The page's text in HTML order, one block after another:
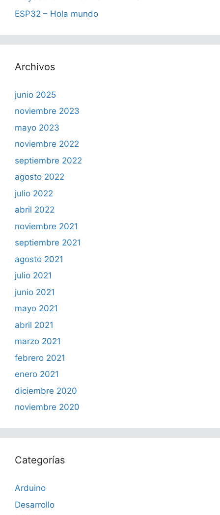
ESP32 – Hola mundo
Archivos
junio 2025
noviembre 2023
mayo 2023
noviembre 2022
septiembre 2022
agosto 2022
julio 2022
abril 2022
noviembre 2021
septiembre 2021
agosto 2021
julio 2021
junio 2021
mayo 2021
abril 2021
marzo 2021
febrero 2021
enero 2021
diciembre 2020
noviembre 2020
Categorías
Arduino
Desarrollo